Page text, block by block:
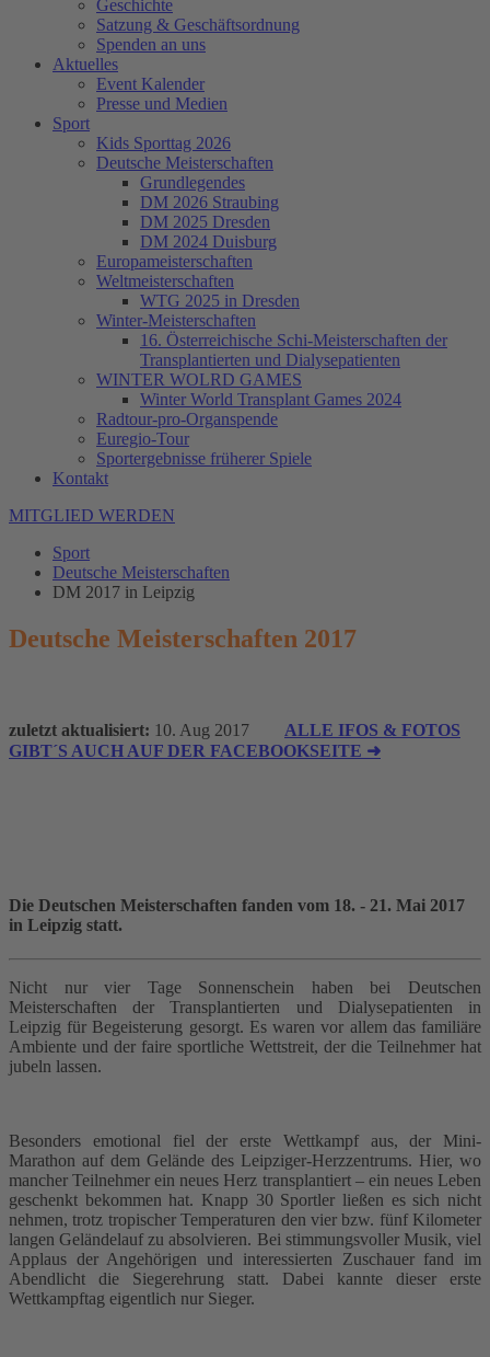
Geschichte
Satzung & Geschäftsordnung
Spenden an uns
Aktuelles
Event Kalender
Presse und Medien
Sport
Kids Sporttag 2026
Deutsche Meisterschaften
Grundlegendes
DM 2026 Straubing
DM 2025 Dresden
DM 2024 Duisburg
Europameisterschaften
Weltmeisterschaften
WTG 2025 in Dresden
Winter-Meisterschaften
16. Österreichische Schi-Meisterschaften der
Transplantierten und Dialysepatienten
WINTER WOLRD GAMES
Winter World Transplant Games 2024
Radtour-pro-Organspende
Euregio-Tour
Sportergebnisse früherer Spiele
Kontakt
MITGLIED WERDEN
Sport
Deutsche Meisterschaften
DM 2017 in Leipzig
Deutsche Meisterschaften 2017
zuletzt aktualisiert: 10. Aug 2017 ALLE IFOS & FOTOS
GIBT´S AUCH AUF DER FACEBOOKSEITE ➜
Die Deutschen Meisterschaften fanden vom 18. - 21. Mai 2017
in Leipzig statt.
Nicht nur vier Tage Sonnenschein haben bei Deutschen
Meisterschaften der Transplantierten und Dialysepatienten in
Leipzig für Begeisterung gesorgt. Es waren vor allem das familiäre
Ambiente und der faire sportliche Wettstreit, der die Teilnehmer hat
jubeln lassen.
Besonders emotional fiel der erste Wettkampf aus, der Mini-
Marathon auf dem Gelände des Leipziger-Herzzentrums. Hier, wo
mancher Teilnehmer ein neues Herz transplantiert – ein neues Leben
geschenkt bekommen hat. Knapp 30 Sportler ließen es sich nicht
nehmen, trotz tropischer Temperaturen den vier bzw. fünf Kilometer
langen Geländelauf zu absolvieren. Bei stimmungsvoller Musik, viel
Applaus der Angehörigen und interessierten Zuschauer fand im
Abendlicht die Siegerehrung statt. Dabei kannte dieser erste
Wettkampftag eigentlich nur Sieger.